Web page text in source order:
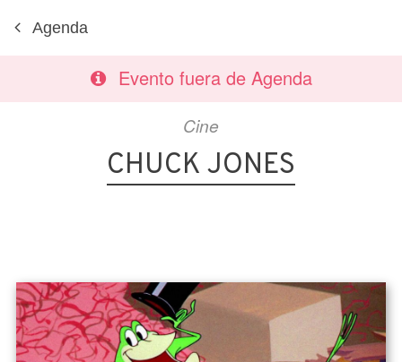
Agenda
Evento fuera de Agenda
Cine
CHUCK JONES